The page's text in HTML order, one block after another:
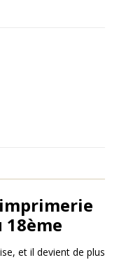
18ème
et il devient de plus